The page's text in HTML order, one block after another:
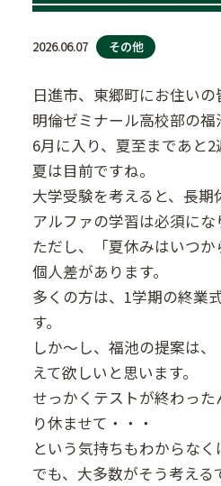
2026.06.07 その他
日進市、東郷町にお住いの
明倫ゼミナール高校部の福
6月に入り、夏至まであと2
夏は目前ですね。
大学受験を考えると、長
アルファの学習は必須にな
ただし、「夏休みはいつ
個人差があります。
多くの方は、1学期の終業
す。
しか～し、福池の提案は
えて欲しいと思います。
せっかくテストが終わった
り休ませて・・・
という気持ちもわからなく
でも、大多数がそう考え